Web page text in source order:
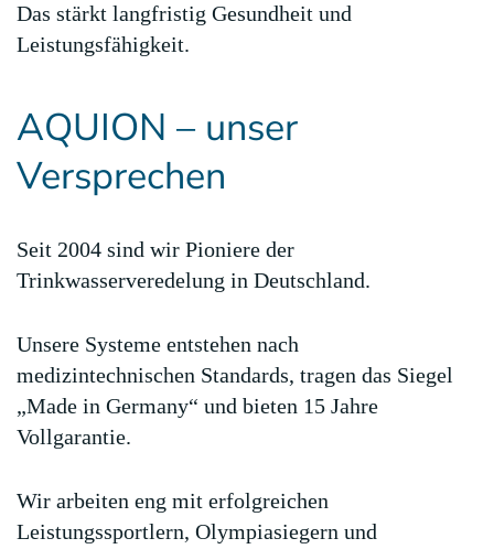
Das stärkt langfristig Gesundheit und
Leistungsfähigkeit.
AQUION – unser
Versprechen
Seit 2004 sind wir Pioniere der
Trinkwasserveredelung in Deutschland.
Unsere Systeme entstehen nach
medizintechnischen Standards, tragen das Siegel
„Made in Germany“ und bieten 15 Jahre
Vollgarantie.
Wir arbeiten eng mit erfolgreichen
Leistungssportlern, Olympiasiegern und